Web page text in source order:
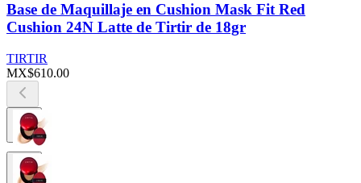
Base de Maquillaje en Cushion Mask Fit Red
Cushion 24N Latte de Tirtir de 18gr
TIRTIR
MX$610.00